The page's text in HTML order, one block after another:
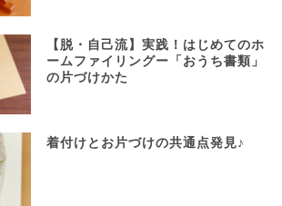
【脱・自己流】実践！はじめてのホ
ームファイリングー「おうち書類」
の片づけかた
着付けとお片づけの共通点発見♪